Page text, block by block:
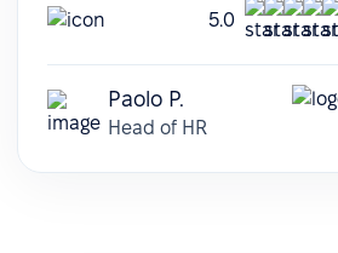
5.0
Paolo P.
Head of HR